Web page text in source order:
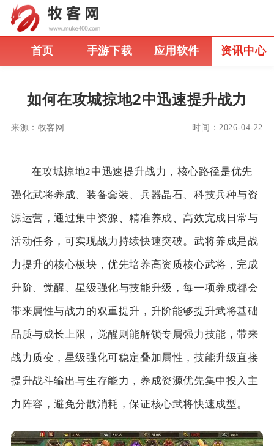
首页 手游下载 应用软件 资讯中心
如何在攻城掠地2中迅速提升战力
来源： 牧客网 时间： 2026-04-22
在攻城掠地2中迅速提升战力，核心路径是优先
强化武将养成、装备套装、兵器晶石、科技兵种与资
源运营，通过集中资源、精准养成、高效完成日常与
活动任务，可实现战力持续快速突破。武将养成是战
力提升的核心板块，优先培养高资质核心武将，完成
升阶、觉醒、星级强化与技能升级，每一项养成都会
带来属性与战力的双重提升，升阶能够提升武将基础
品质与成长上限，觉醒则能解锁专属强力技能，带来
战力质变，星级强化可稳定叠加属性，技能升级直接
提升战斗输出与生存能力，养成资源优先集中投入主
力阵容，避免分散消耗，保证核心武将快速成型。